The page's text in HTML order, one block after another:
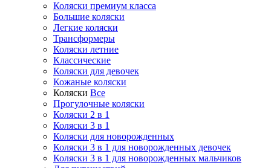
Коляски премиум класса
Большие коляски
Легкие коляски
Трансформеры
Коляски летние
Классические
Коляски для девочек
Кожаные коляски
Коляски Все
Прогулочные коляски
Коляски 2 в 1
Коляски 3 в 1
Коляски для новорожденных
Коляски 3 в 1 для новорожденных девочек
Коляски 3 в 1 для новорожденных мальчиков